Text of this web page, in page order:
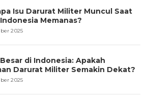
Isu Darurat Militer Muncul Saat
Memanas?
2025
di Indonesia: Apakah
Darurat Militer Semakin Dekat?
2025